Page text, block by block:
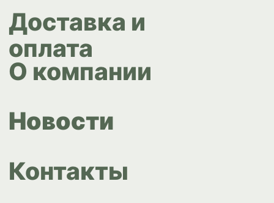
Design...ed
Design by
персональных данных